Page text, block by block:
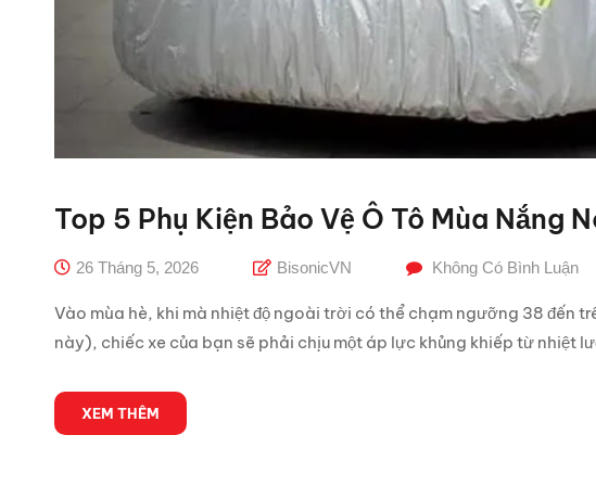
Top 5 Phụ Kiện Bảo Vệ Ô Tô Mùa Nắng
26 Tháng 5, 2026 BisonicVN Không Có Bình Luận
Vào mùa hè, khi mà nhiệt độ ngoài trời có thể chạm ngưỡng 38 đến
này), chiếc xe của bạn sẽ phải chịu một áp lực khủng khiếp từ nhiệt
XEM THÊM